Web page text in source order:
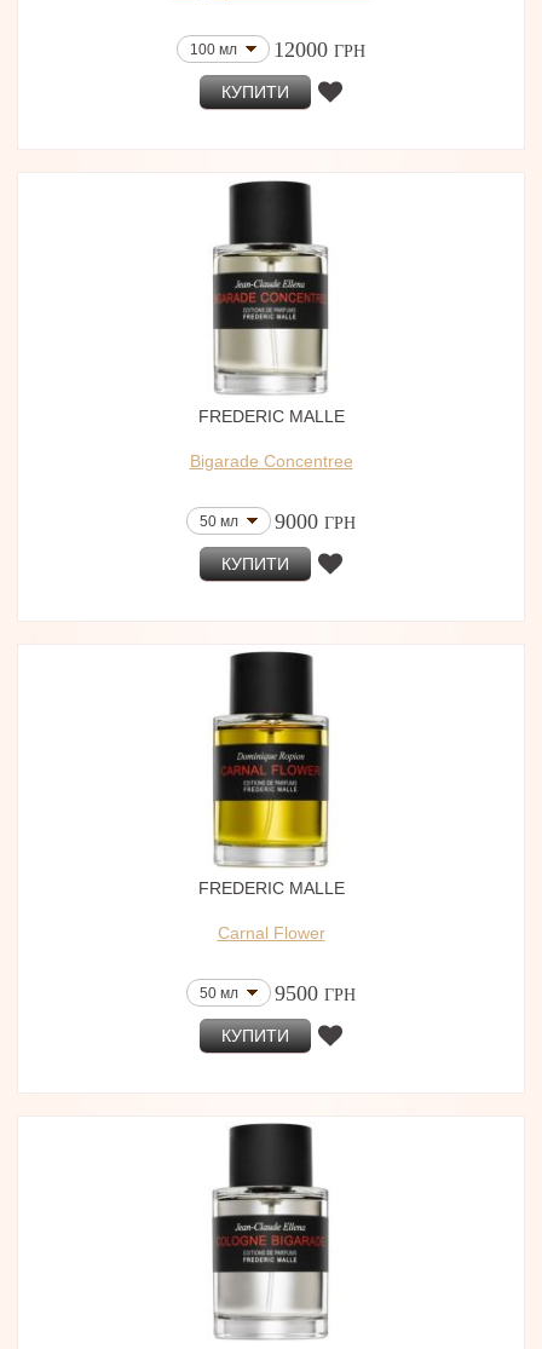
100 мл 12000 ГРН
КУПИТИ
FREDERIC MALLE
Bigarade Concentree
50 мл 9000 ГРН
КУПИТИ
FREDERIC MALLE
Carnal Flower
50 мл 9500 ГРН
КУПИТИ